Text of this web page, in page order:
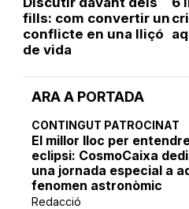
ARA A PORTADA
CONTINGUT PATROCINAT
El millor lloc per
eclipsi: CosmoCaixa
una jornada especial a
fenomen astronòmic
Redacció
fills: com convertir un
conflicte en una lliçó
de vida